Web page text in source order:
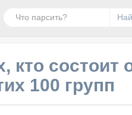
кто
100 групп